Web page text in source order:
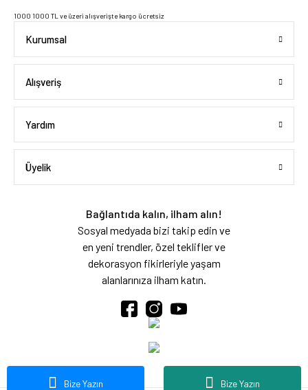
Bize Yazın
Bize Yazın
1000 1000 TL ve üzeri alışverişte kargo ücretsiz
Kurumsal
Alışveriş
Yardım
Üyelik
Bağlantıda kalın, ilham alın!
Sosyal medyada bizi takip edin ve
en yeni trendler, özel teklifler ve
dekorasyon fikirleriyle yaşam
alanlarınıza ilham katın.